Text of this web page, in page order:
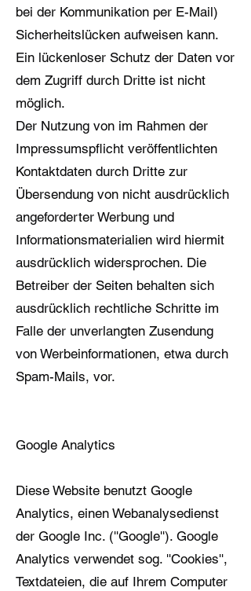
bei der Kommunikation per E-Mail)
Sicherheitslücken aufweisen kann.
Ein lückenloser Schutz der Daten vor
dem Zugriff durch Dritte ist nicht
möglich.
Der Nutzung von im Rahmen der
Impressumspflicht veröffentlichten
Kontaktdaten durch Dritte zur
Übersendung von nicht ausdrücklich
angeforderter Werbung und
Informationsmaterialien wird hiermit
ausdrücklich widersprochen. Die
Betreiber der Seiten behalten sich
ausdrücklich rechtliche Schritte im
Falle der unverlangten Zusendung
von Werbeinformationen, etwa durch
Spam-Mails, vor.
Google Analytics
Diese Website benutzt Google
Analytics, einen Webanalysedienst
der Google Inc. (''Google''). Google
Analytics verwendet sog. ''Cookies'',
Textdateien, die auf Ihrem Computer